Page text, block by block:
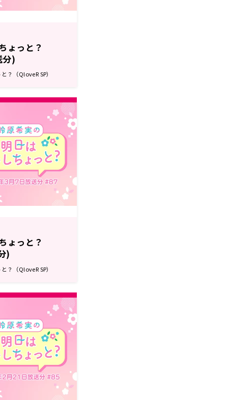
ょっと？
分)
？（QloveR SP）
ょっと？
)
？（QloveR SP）